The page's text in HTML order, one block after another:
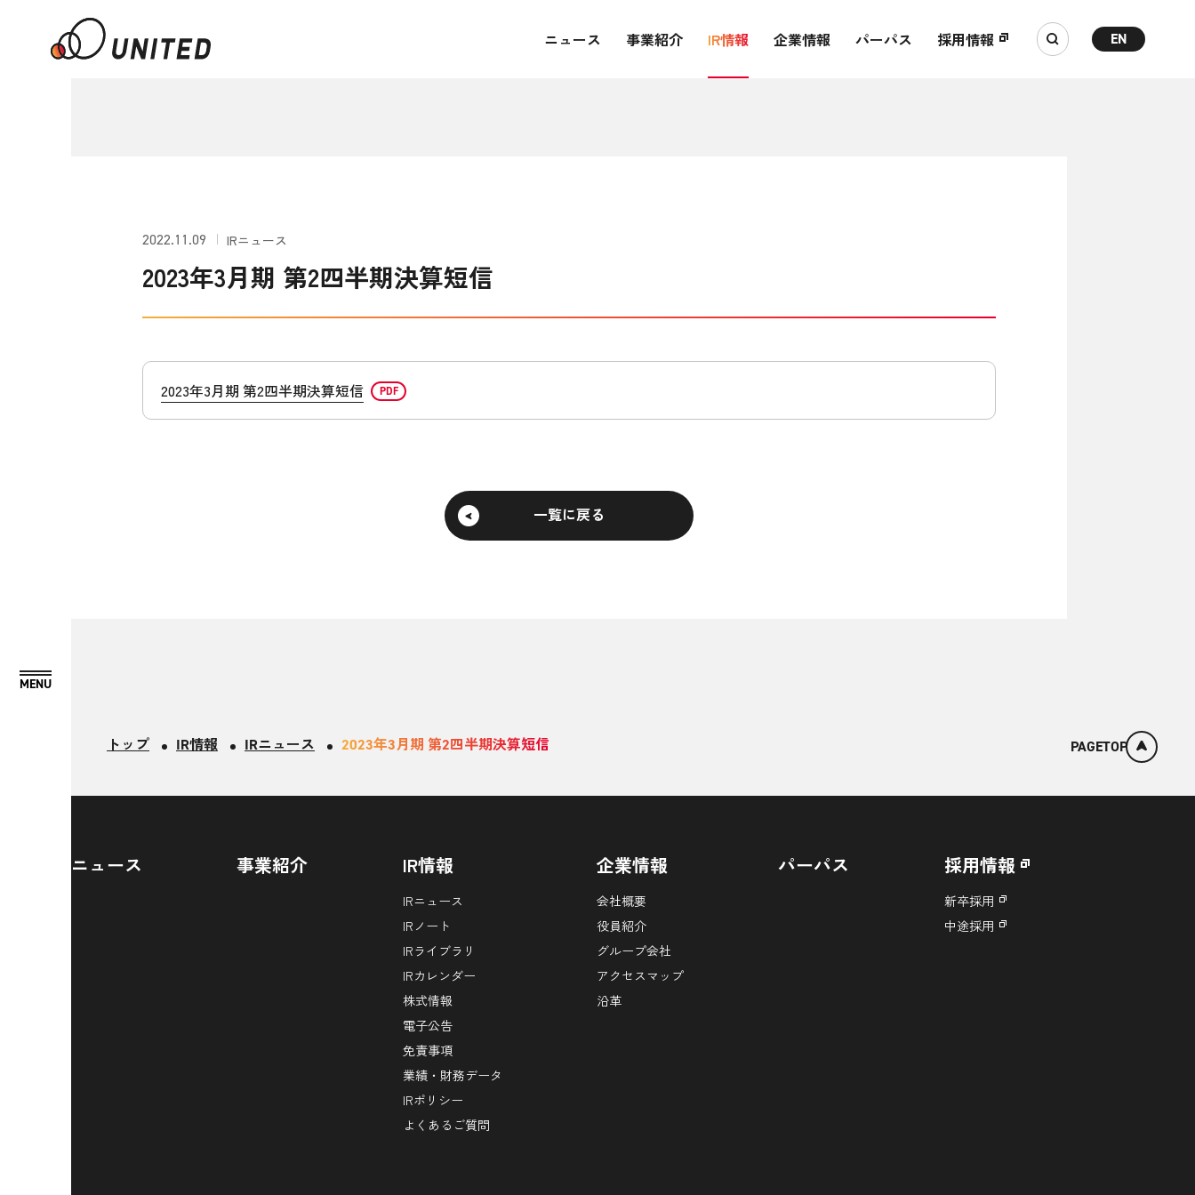
ニュース 事業紹介 IR情報 企業情報 パーパス 採用情報 EN
2022.11.09 IRニュース
2023年3月期 第2四半期決算短信
2023年3月期 第2四半期決算短信
一覧に戻る
トップ IR情報 IRニュース 2023年3月期 第2四半期決算短信 PAGETOP
ニュース 事業紹介 IR情報
IRニュース
IRノート
IRライブラリ
IRカレンダー
株式情報
電子公告
免責事項
業績・財務データ
IRポリシー
よくあるご質問
企業情報
会社概要
役員紹介
グループ会社
アクセスマップ
沿革
パーパス 採用情報
新卒採用
中途採用